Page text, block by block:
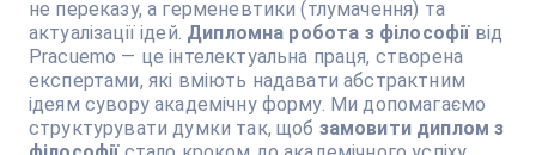
не переказу, а герменевтики (тлумачення) та
актуалізації ідей. Дипломна робота з філософії від
Pracuemo — це інтелектуальна праця, створена
експертами, які вміють надавати абстрактним
ідеям сувору академічну форму. Ми допомагаємо
структурувати думки так, щоб замовити диплом з